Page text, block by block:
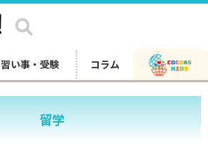
習い事・受験 コラム
留学